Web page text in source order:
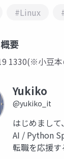
#Linux
要
1330(※小豆本
Yukiko
@yukiko_it
はじめまし
AI / Python
転職を応援